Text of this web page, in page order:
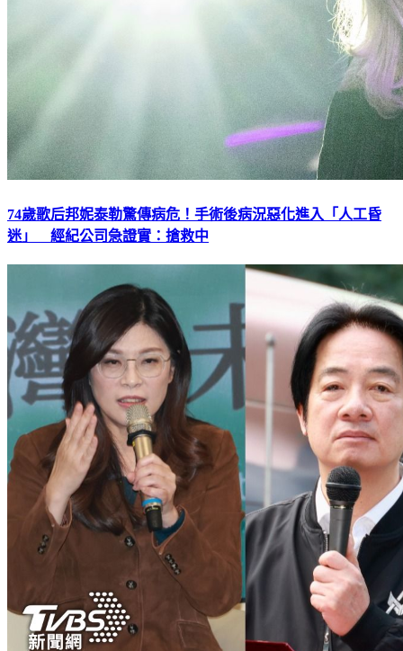
74歲歌后邦妮泰勒驚傳病危！手術後病況惡化進入「人工昏
迷」 經紀公司急證實：搶救中